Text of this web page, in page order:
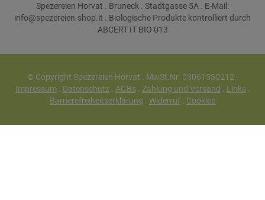
Spezereien Horvat . Bruneck . Stadtgasse 5A . E-Mail:
info@spezereien-shop.it . Biologische Produkte kontrolliert durch
ABCERT IT BIO 013
© Copyright Spezereien Horvat . MwSt.Nr. 03061530212 .
Impressum. Datenschutz. AGBs. Zahlung und Versand . Links.
Barrierefreiheitserklärung . Widerruf . Cookies